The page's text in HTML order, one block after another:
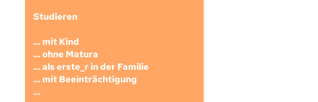
Studieren
... mit Kind
... ohne Matura
... als erste_r in der Familie
... mit Beeinträchtigung
...